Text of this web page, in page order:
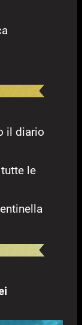
il diario
le